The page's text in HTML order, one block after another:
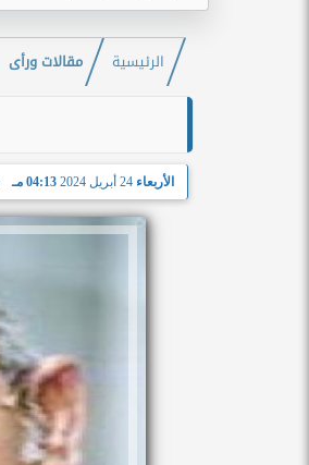
الرئيسية مقالات ورأى
الأربعاء 24 أبريل 2024 04:13 مـ